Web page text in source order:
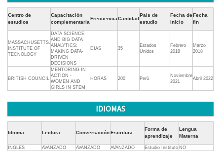
Centro de
estudios
Capacitación
complementaria
FrecuenciaCantidad
País de
estudio
Fecha de
inicio
Fecha
fin
MASSACHUSETTS.
INSTITUTE OF
TECNOLOGY
DATA SCIENCE
AND BIG DATA
ANALYTICS:
MAKING DATA-
DRIVEN
DECISIONS
DIAS 35
Estados
Unidos
Febrero
2018
Marzo
2018
BRITISH COUNCIL
MENTORING IN
ACTION -
WOMEN AND
GIRLS IN STEM
HORAS 200 Perú
Noviembre
2021
Abril 2022
IDIOMAS
Idioma Lectura ConversaciónEscritura
Forma de
aprendizaje
Lengua
Materna
INGLES AVANZADO AVANZADO AVANZADO Estudio Instituto NO